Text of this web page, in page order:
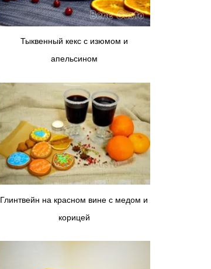
Тыквенный кекс с изюмом и
апельсином
Глинтвейн на красном вине с медом и
корицей